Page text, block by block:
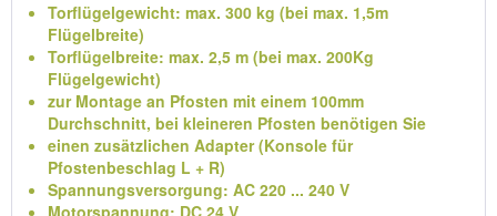
Torflügelgewicht: max. 300 kg (bei max. 1,5m
Flügelbreite)
Torflügelbreite: max. 2,5 m (bei max. 200Kg
Flügelgewicht)
zur Montage an Pfosten mit einem 100mm
Durchschnitt, bei kleineren Pfosten benötigen Sie
einen zusätzlichen Adapter (Konsole für
Pfostenbeschlag L + R)
Spannungsversorgung: AC 220 ... 240 V
Motorspannung: DC 24 V